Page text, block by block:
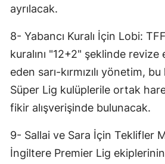
ayrılacak.
8- Yabancı Kuralı İçin Lobi:
kuralını "12+2" şeklinde
eden sarı-kırmızılı yönetim,
Süper Lig kulüplerile ortak
fikir alışverişinde bulunacak.
9- Sallai ve Sara İçin Teklifler
İngiltere Premier Lig